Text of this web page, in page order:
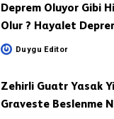
Deprem Oluyor Gibi
Olur ? Hayalet
PostedDuygu Editor
Zehirli Guatr Yasak
Graveste Beslenme